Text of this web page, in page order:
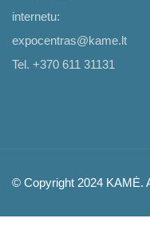
internetu:
expocentras@kame.lt
Tel. +370 611 31131
© Copyright 2024 KAMĖ.